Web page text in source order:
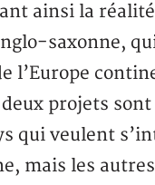
ainsi la
saxonne,
l’Europe
projets
qui veulent
mais les